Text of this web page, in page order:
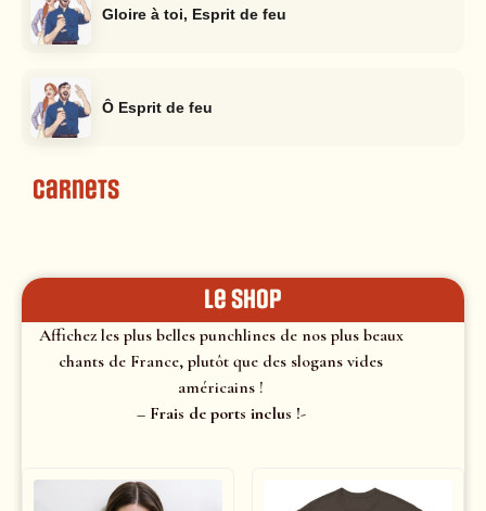
Gloire à toi, Esprit de feu
Ô Esprit de feu
Carnets
le shop
Affichez les plus belles punchlines de nos plus beaux
chants de France, plutôt que des slogans vides
américains !
– Frais de ports inclus !-